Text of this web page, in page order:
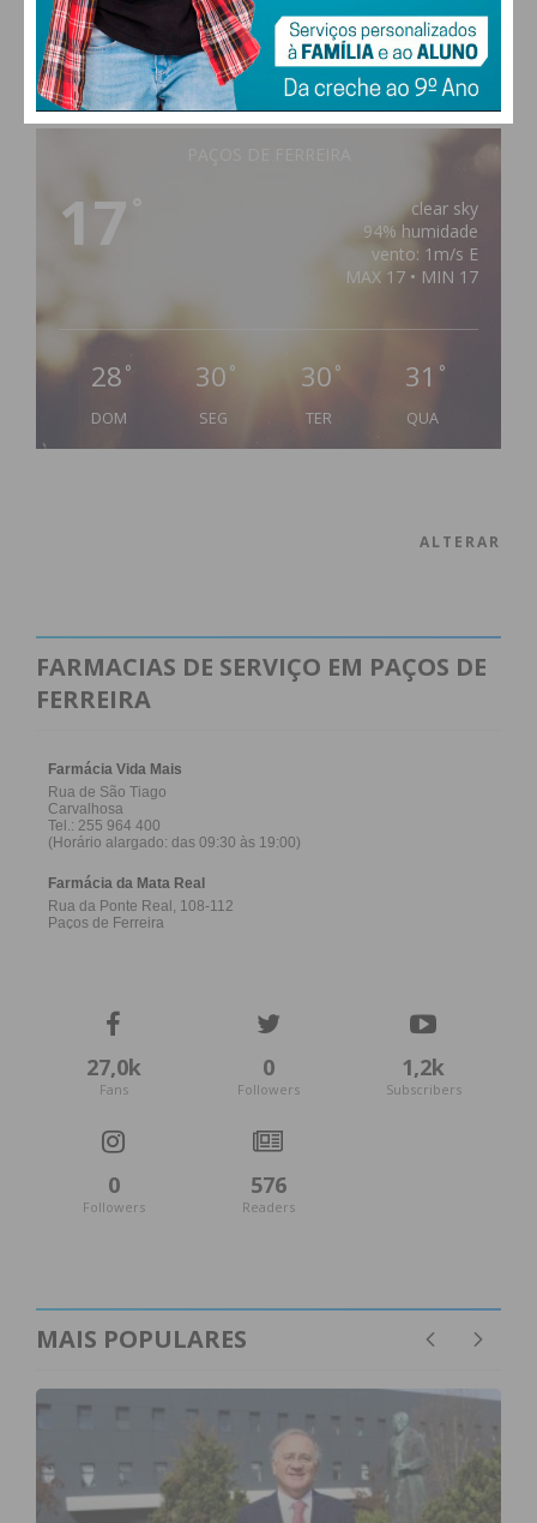
17
clear sky
94% humidade
vento: 1m/s E
MAX 17 • MIN 17
28 °
DOM
30 °
SEG
30 °
TER
31 °
QUA
ALTERAR
FARMACIAS DE SERVIÇO EM PAÇOS DE
FERREIRA
27,0k
Fans
0
Followers
1,2k
Subscribers
0
Followers
576
Readers
MAIS POPULARES